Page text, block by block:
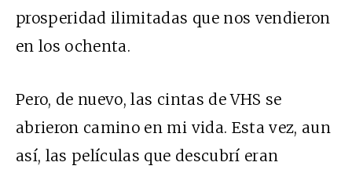
prosperidad ilimitadas que nos vendieron
en los ochenta.
Pero, de nuevo, las cintas de VHS se
abrieron camino en mi vida. Esta vez, aun
así, las películas que descubrí eran